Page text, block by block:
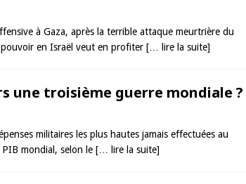
à Gaza, après la terrible attaque meurtrière du
pouvoir en Israël veut en profiter [… lire la suite]
une troisième guerre mondiale ?
militaires les plus hautes jamais effectuées au
mondial, selon le [… lire la suite]